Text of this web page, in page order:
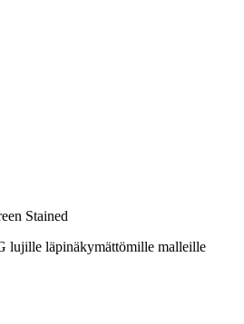
Stained
lujille läpinäkymättömille malleille